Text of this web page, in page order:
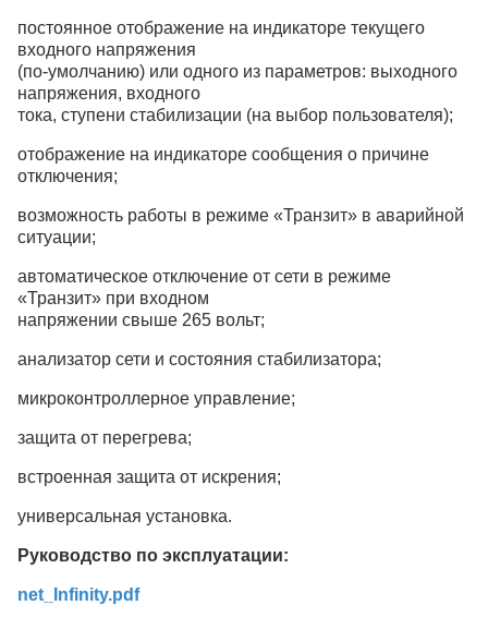
постоянное отображение на индикаторе текущего
входного напряжения
(по-умолчанию) или одного из параметров: выходного
напряжения, входного
тока, ступени стабилизации (на выбор пользователя);
отображение на индикаторе сообщения о причине
отключения;
возможность работы в режиме «Транзит» в аварийной
ситуации;
автоматическое отключение от сети в режиме
«Транзит» при входном
напряжении свыше 265 вольт;
анализатор сети и состояния стабилизатора;
микроконтроллерное управление;
защита от перегрева;
встроенная защита от искрения;
универсальная установка.
Руководство по эксплуатации:
net_Infinity.pdf